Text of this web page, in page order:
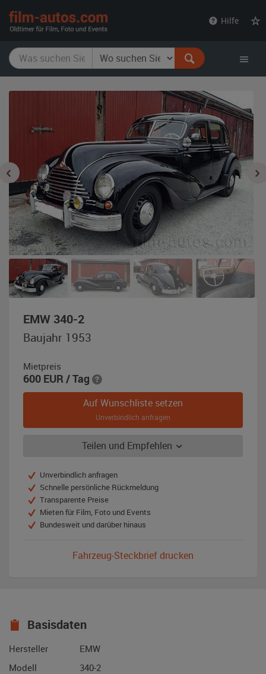
Hilfe
EMW 340-2,
Baujahr
1953,
Baujahr 1953
Mietpreis
600 EUR / Tag
Auf Wunschliste setzen
Unverbindlich anfragen
Teilen und Empfehlen
Unverbindlich anfragen
Schnelle persönliche Rückmeldung
Transparente Preise
Mieten für Film, Foto und Events
Bundesweit und darüber hinaus
Fahrzeug-Steckbrief drucken
Basisdaten
Hersteller
EMW
Modell
340-2